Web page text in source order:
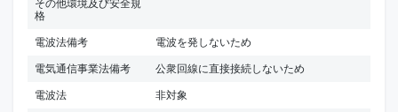
格
電波法備考
電波を発しないため
電気通信事業法備考
公衆回線に直接接続しないため
電波法
非対象